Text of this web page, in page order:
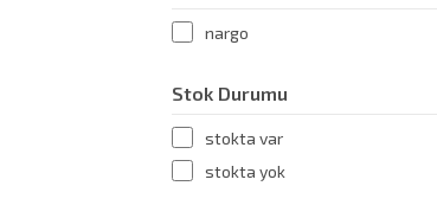
nargo
Stok Durumu
stokta var
stokta yok